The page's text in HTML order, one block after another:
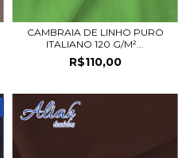
CAMBRAIA DE LINHO PURO
ITALIANO 120 G/M²...
R$110,00